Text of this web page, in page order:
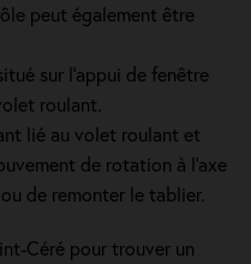
peut également être
sur l’appui de fenêtre
roulant.
lié au volet roulant et
de rotation à l’axe
de remonter le tablier.
Céré pour trouver un